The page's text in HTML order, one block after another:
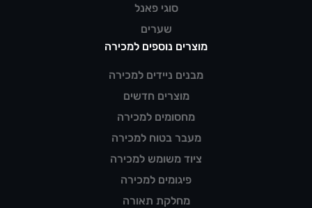
סוגי פאנל
שערים
מוצרים נוספים למכירה
מבנים ניידים למכירה
מוצרים חדשים
מחסומים למכירה
מעבר בטוח למכירה
ציוד משומש למכירה
פיגומים למכירה
מחלקת תאורה